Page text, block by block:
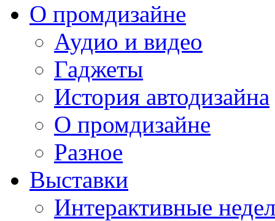
О промдизайне
Аудио и видео
Гаджеты
История автодизайна
О промдизайне
Разное
Выставки
Интерактивные